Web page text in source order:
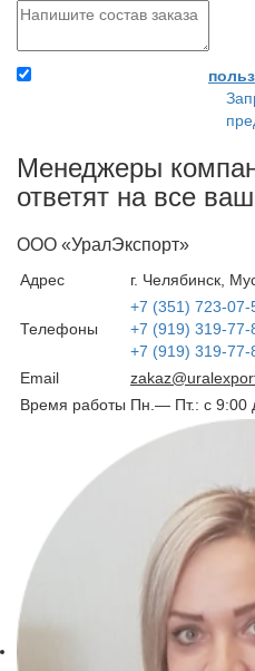
сразу сможем выставить
Вам счет.
Менеджеры
ответят на все
ООО «УралЭкспорт»
Адрес г. Челябинск,
Телефоны
+7 (351) 723-07-
+7 (919) 319-77-
+7 (919) 319-77-
Email
Время работы Пн.— Пт.: c 9:00